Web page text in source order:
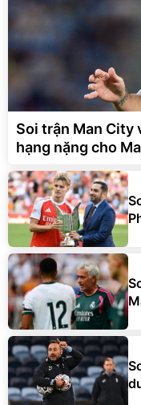
Soi trận Man
hạng nặng cho